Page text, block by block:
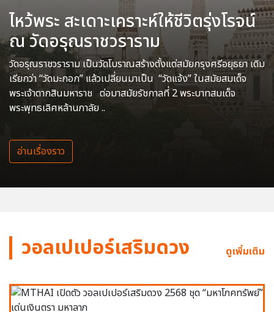
ไหว้พระ สะเดาะเคราะห์ให้ชีวิตรุ่งโรจน์
ณ วัดอรุณราชวราราม
วัดอรุณราชวราราม เป็นวัดโบราณสร้างตั้งแต่สมัยกรุงศรีอยุธยา เดิม
เรียกว่า “วัดมะกอก” แล้วเปลี่ยนมาเป็น “วัดแจ้ง” ในสมัยสมเด็จ
พระเจ้าตากสินมหาราช ต่อมาสมัยรัชกาลที่ 2 พระบาทสมเด็จ
พระพุทธเลิศหล้านภาลัย ..
อ่านเรื่องราว
วอลเปเปอร์เสริมดวง ดูเพิ่มเติม